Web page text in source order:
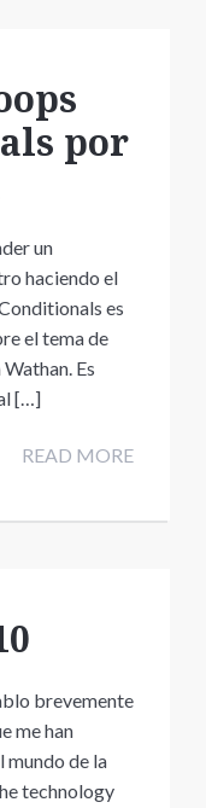
por
un
haciendo el
es
el tema de
Es
[…]
READ MORE
brevemente
me han
mundo de la
technology